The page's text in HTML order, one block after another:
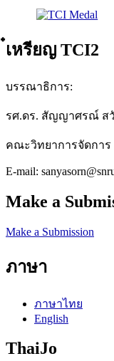
๋เหรียญ TCI2
บรรณาธิการ:
รศ.ดร. สัญญาศรณ์ ส
คณะวิทยาการจัดกา
E-mail:
Make a
Make a Submission
ภาษา
ภาษาไทย
English
ThaiJo